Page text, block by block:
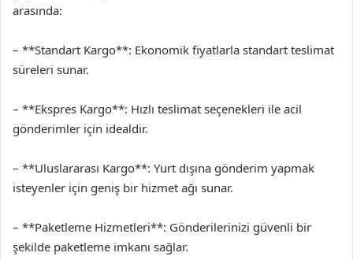
arasında:
– **Standart Kargo**: Ekonomik fiyatlarla standart teslimat
süreleri sunar.
– **Ekspres Kargo**: Hızlı teslimat seçenekleri ile acil
gönderimler için idealdir.
– **Uluslararası Kargo**: Yurt dışına gönderim yapmak
isteyenler için geniş bir hizmet ağı sunar.
– **Paketleme Hizmetleri**: Gönderilerinizi güvenli bir
şekilde paketleme imkanı sağlar.